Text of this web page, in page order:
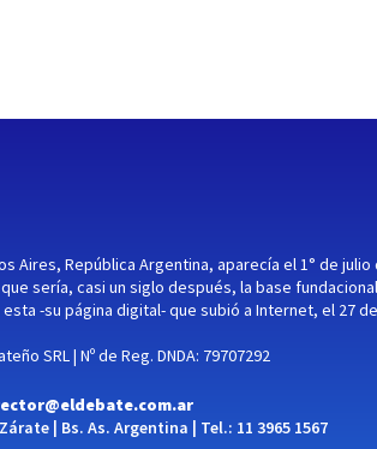
Aires, República Argentina, aparecía el 1° de julio
sería, casi un siglo después, la base
esta -su página digital- que subió a Internet, el 27 de
SRL | Nº de Reg. DNDA: 79707292
| Bs. As. Argentina | Tel.: 11 3965 1567